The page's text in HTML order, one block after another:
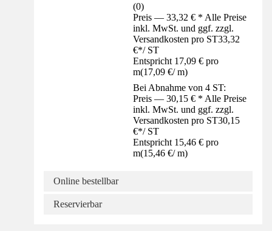
(0)
Preis — 33,32 € * Alle Preise
inkl. MwSt. und ggf. zzgl.
Versandkosten pro ST33,32
€*/ ST
Entspricht 17,09 € pro
m(17,09 €/ m)
Bei Abnahme von 4 ST:
Preis — 30,15 € * Alle Preise
inkl. MwSt. und ggf. zzgl.
Versandkosten pro ST30,15
€*/ ST
Entspricht 15,46 € pro
m(15,46 €/ m)
Online bestellbar
Reservierbar